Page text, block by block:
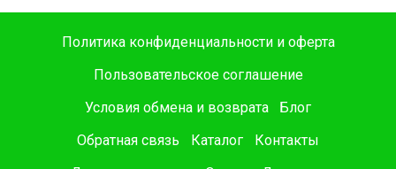
Политика конфиденциальности и оферта
Пользовательское соглашение
Условия обмена и возврата
Блог
Обратная связь
Каталог
Контакты